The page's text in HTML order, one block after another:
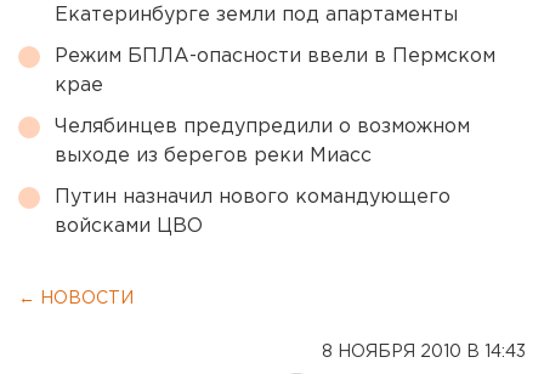
Екатеринбурге земли под апартаменты
Режим БПЛА-опасности ввели в Пермском
крае
Челябинцев предупредили о возможном
выходе из берегов реки Миасс
Путин назначил нового командующего
войсками ЦВО
← НОВОСТИ
8 НОЯБРЯ 2010 В 14:43